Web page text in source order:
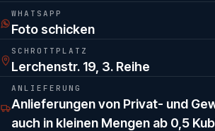
WHATSAPP
Foto schicken
SCHROTTPLATZ
Lerchenstr. 19, 3. Reihe
ANLIEFERUNG
Anlieferungen von Privat- und
auch in kleinen Mengen ab 0,5